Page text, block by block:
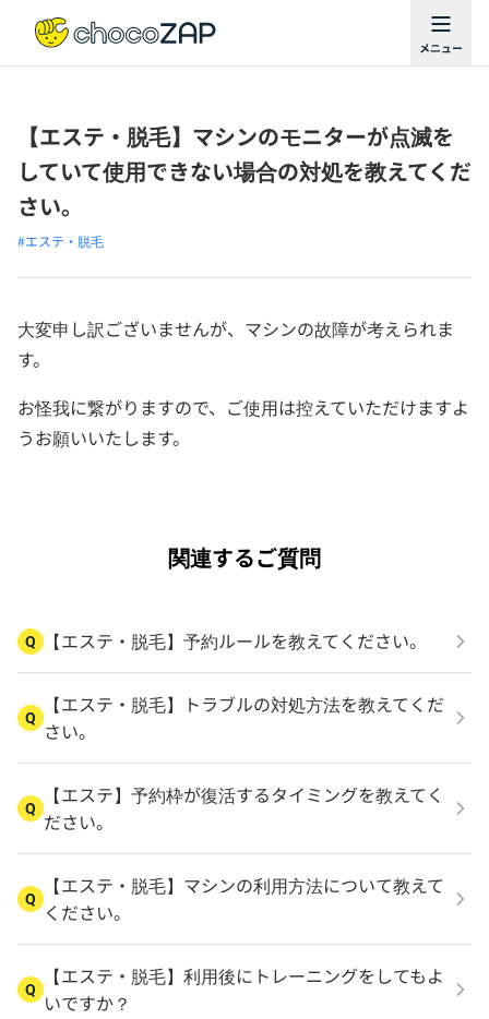
【エステ・脱毛】マシンのモニターが点滅を
していて使用できない場合の対処を教えてくだ
さい。
#エステ・脱毛
大変申し訳ございませんが、マシンの故障が考えられま
す。
お怪我に繋がりますので、ご使用は控えていただけますよ
うお願いいたします。
関連するご質問
Q 【エステ・脱毛】予約ルールを教えてください。
Q
【エステ・脱毛】トラブルの対処方法を教えてくだ
さい。
Q
【エステ】予約枠が復活するタイミングを教えてく
ださい。
Q
【エステ・脱毛】マシンの利用方法について教えて
ください。
Q
【エステ・脱毛】利用後にトレーニングをしてもよ
いですか？